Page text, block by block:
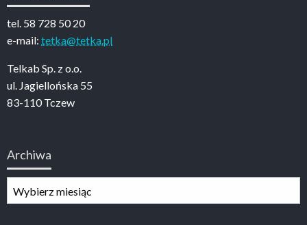
tel. 58 728 50 20
e-mail: tetka@tetka.pl
Telkab Sp. z o.o.
ul. Jagiellońska 55
83-110 Tczew
Archiwa